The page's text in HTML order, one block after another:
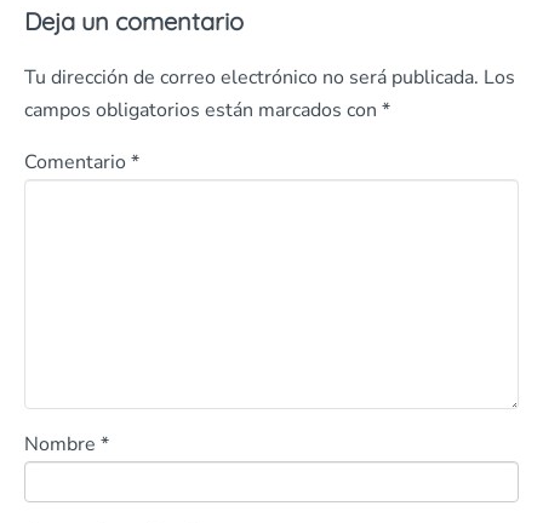
Deja un comentario
Tu dirección de correo electrónico no será publicada. Los
campos obligatorios están marcados con *
Comentario *
Nombre *